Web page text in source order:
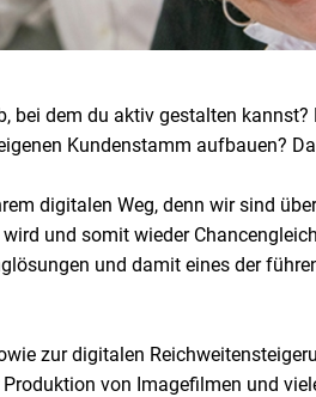
dem du aktiv gestalten
Kundenstamm aufbauen?
digitalen Weg, denn wir sind
und somit wieder
und damit eines der
zur digitalen
von Imagefilmen und